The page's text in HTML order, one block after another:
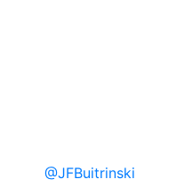
@JFBuitrinski